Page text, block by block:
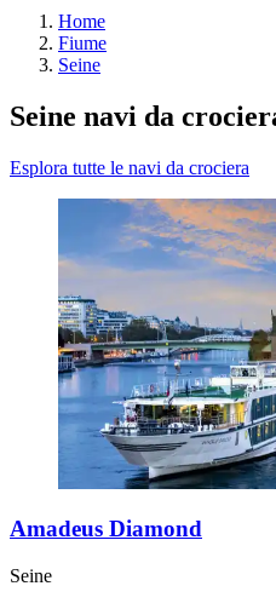
Home
Fiume
Seine
Seine navi da
Esplora tutte le navi da crociera
Amadeus Diamond
Seine